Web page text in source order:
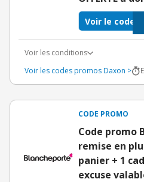
Voir le code
Voir les conditions
Voir les codes promos Daxon >
CODE PROMO
Code promo
remise en
panier + 1
excuse